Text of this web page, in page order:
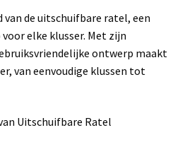
van de uitschuifbare ratel, een
elke klusser. Met zijn
ontwerp maakt
van eenvoudige klussen tot
Uitschuifbare Ratel